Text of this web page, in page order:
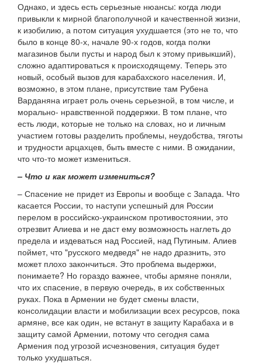
Однако, и здесь есть серьезные нюансы: когда люди
привыкли к мирной благополучной и качественной жизни,
к изобилию, а потом ситуация ухудшается (это не то, что
было в конце 80-х, начале 90-х годов, когда полки
магазинов были пусты и народ был к этому привыкший),
сложно адаптироваться к происходящему. Теперь это
новый, особый вызов для карабахского населения. И,
возможно, в этом плане, присутствие там Рубена
Варданяна играет роль очень серьезной, в том числе, и
морально- нравственной поддержки. В том плане, что
есть люди, которые не только на словах, но и личным
участием готовы разделить проблемы, неудобства, тяготы
и трудности арцахцев, быть вместе с ними. В ожидании,
что что-то может измениться.
– Что и как может измениться?
– Спасение не придет из Европы и вообще с Запада. Что
касается России, то наступи успешный для России
перелом в российско-украинском противостоянии, это
отрезвит Алиева и не даст ему возможность наглеть до
предела и издеваться над Россией, над Путиным. Алиев
поймет, что "русского медведя" не надо дразнить, это
может плохо закончиться. Это проблема выдержки,
понимаете? Но гораздо важнее, чтобы армяне поняли,
что их спасение, в первую очередь, в их собственных
руках. Пока в Армении не будет смены власти,
консолидации власти и мобилизации всех ресурсов, пока
армяне, все как один, не встанут в защиту Карабаха и в
защиту самой Армении, потому что сегодня сама
Армения под угрозой исчезновения, ситуация будет
только ухудшаться.